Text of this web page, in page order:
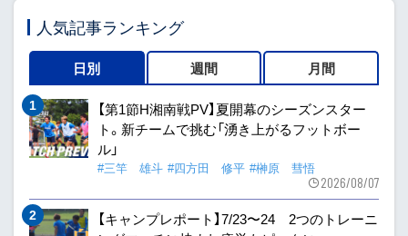
人気記事ランキング
日別 週間 月間
【第1節H湘南戦PV】夏開幕のシーズンスター
ト。新チームで挑む「湧き上がるフットボー
ル」
#三竿 雄斗 #四方田 修平 #榊原 彗悟
2026/08/07
【キャンプレポート】7/23〜24 2つのトレーニ